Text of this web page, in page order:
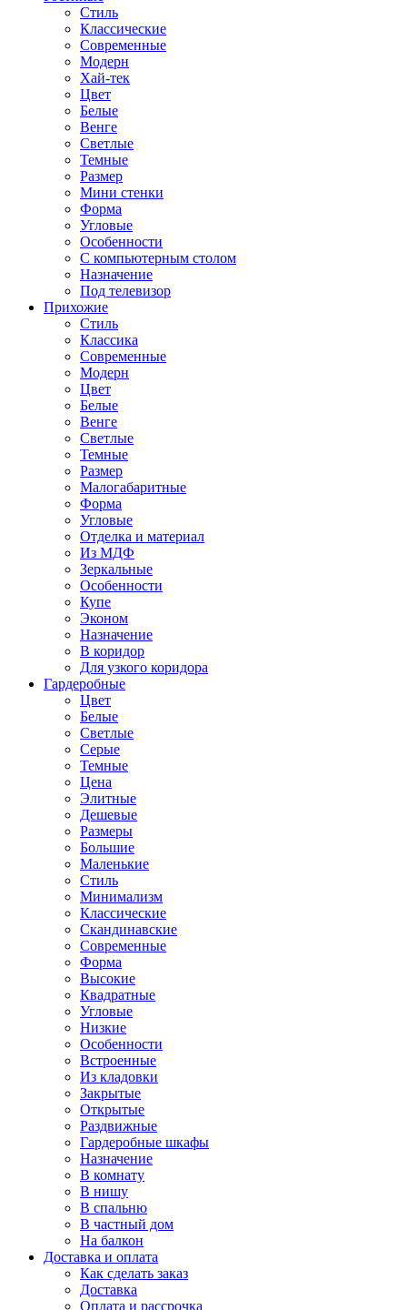
Стиль
Классические
Современные
Модерн
Хай-тек
Цвет
Белые
Венге
Светлые
Темные
Размер
Мини стенки
Форма
Угловые
Особенности
С компьютерным столом
Назначение
Под телевизор
Прихожие
Стиль
Классика
Современные
Модерн
Цвет
Белые
Венге
Светлые
Темные
Размер
Малогабаритные
Форма
Угловые
Отделка и материал
Из МДФ
Зеркальные
Особенности
Купе
Эконом
Назначение
В коридор
Для узкого коридора
Гардеробные
Цвет
Белые
Светлые
Серые
Темные
Цена
Элитные
Дешевые
Размеры
Большие
Маленькие
Стиль
Минимализм
Классические
Скандинавские
Современные
Форма
Высокие
Квадратные
Угловые
Низкие
Особенности
Встроенные
Из кладовки
Закрытые
Открытые
Раздвижные
Гардеробные шкафы
Назначение
В комнату
В нишу
В спальню
В частный дом
На балкон
Доставка и оплата
Как сделать заказ
Доставка
Оплата и рассрочка